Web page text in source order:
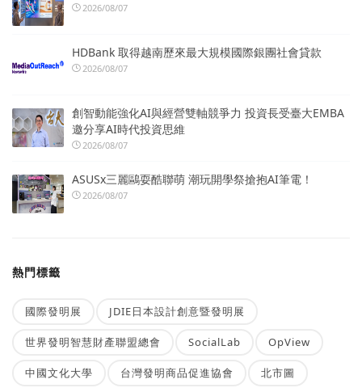
2026/08/07
HDBank 取得越南歷來最大規模國際銀團社會貸款
2026/08/07
創智動能強化AI與經營雙軸競爭力 投資長受臺大EMBA
邀分享AI時代投資思維
2026/08/07
ASUSx三麗鷗耍酷聯萌 潮玩開學祭搶抱AI筆電！
2026/08/07
熱門標籤
國際發明展 JDIE日本設計創意暨發明展
世界發明智慧財產聯盟總會 SocialLab OpView
中國文化大學 台灣發明商品促進協會 北市圖